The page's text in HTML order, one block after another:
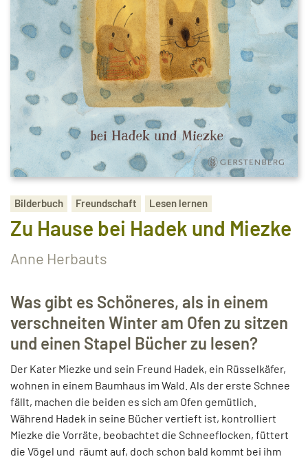
Bilderbuch Freundschaft Lesen lernen
Zu Hause bei Hadek und Miezke
Anne Herbauts
Was gibt es Schöneres, als in einem
verschneiten Winter am Ofen zu sitzen
und einen Stapel Bücher zu lesen?
Der Kater Miezke und sein Freund Hadek, ein Rüsselkäfer,
wohnen in einem Baumhaus im Wald. Als der erste Schnee
fällt, machen die beiden es sich am Ofen gemütlich.
Während Hadek in seine Bücher vertieft ist, kontrolliert
Miezke die Vorräte, beobachtet die Schneeflocken, füttert
die Vögel und räumt auf, doch schon bald kommt bei ihm